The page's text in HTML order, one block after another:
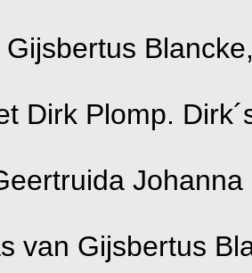
Dirk Plomp.
van Gijsbertus